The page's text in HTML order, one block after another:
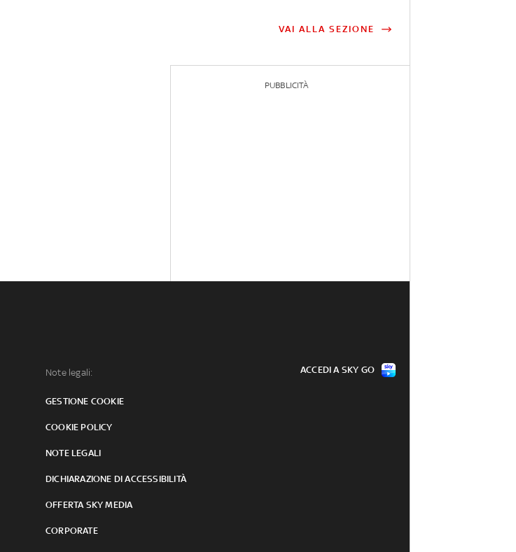
VAI ALLA SEZIONE
PUBBLICITÀ
Note legali:
GESTIONE COOKIE
COOKIE POLICY
NOTE LEGALI
DICHIARAZIONE DI ACCESSIBILITÀ
OFFERTA SKY MEDIA
CORPORATE
ACCEDI A SKY GO